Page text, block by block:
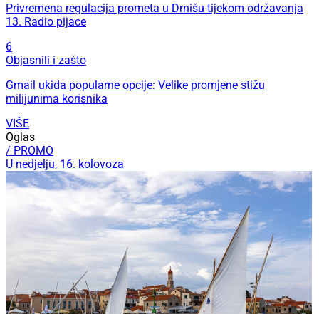
Privremena regulacija prometa u Drnišu tijekom održavanja
13. Radio pijace
6
Objasnili i zašto
Gmail ukida popularne opcije: Velike promjene stižu
milijunima korisnika
VIŠE
Oglas
/ PROMO
U nedjelju, 16. kolovoza